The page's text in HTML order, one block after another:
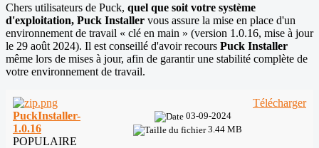
Chers utilisateurs de Puck, quel que soit votre système
d'exploitation, Puck Installer vous assure la mise en place d'un
environnement de travail « clé en main » (version 1.0.16, mise à jour
le 29 août 2024). Il est conseillé d'avoir recours Puck Installer
même lors de mises à jour, afin de garantir une stabilité complète de
votre environnement de travail.
PuckInstaller-
1.0.16
POPULAIRE
03-09-2024
3.44 MB
Télécharger